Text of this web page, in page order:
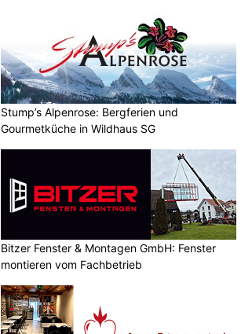
Stump’s Alpenrose: Bergferien und
Gourmetküche in Wildhaus SG
Bitzer Fenster & Montagen GmbH: Fenster
montieren vom Fachbetrieb